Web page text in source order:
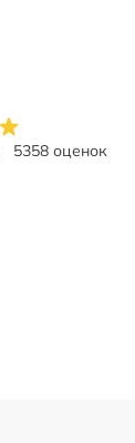
5358 оценок